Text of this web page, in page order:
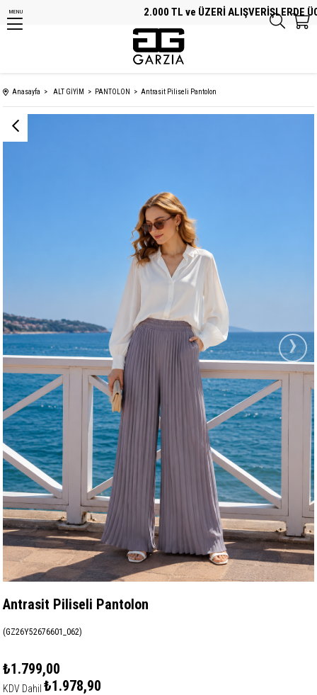
2.000 TL ve ÜZERİ ALIŞVERİŞLERDE
MENU
Anasayfa ALT GİYİM PANTOLON Antrasit Piliseli Pantolon
›
Antrasit Piliseli Pantolon
(GZ26Y52676601_062)
₺1.799,00
KDV Dahil ₺1.978,90